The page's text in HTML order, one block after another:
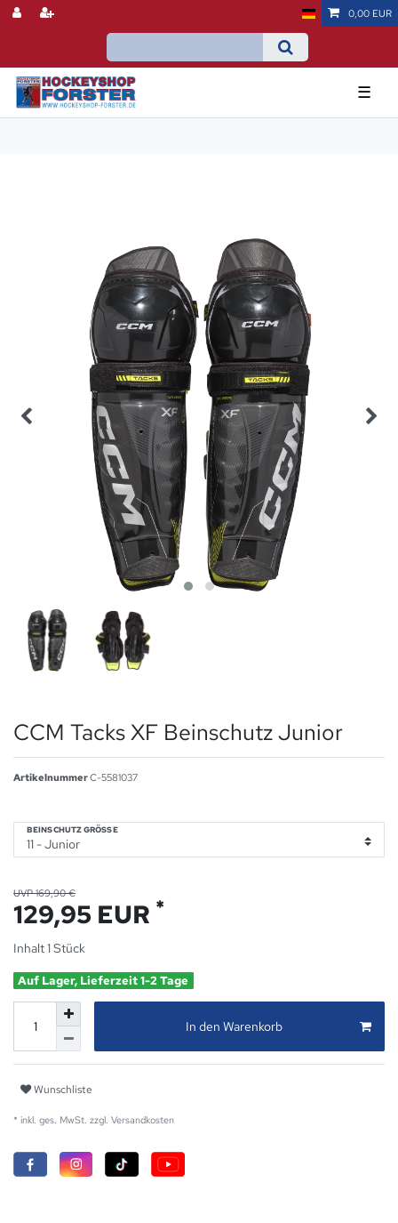
0,00 EUR
☰
CCM Tacks XF Beinschutz Junior
ArtikelnummerC-5581037
BEINSCHUTZ GRÖSSE
UVP 169,90 €
129,95 EUR *
Inhalt1Stück
Auf Lager, Lieferzeit 1-2 Tage
In den Warenkorb
Wunschliste
* inkl. ges. MwSt. zzgl. Versandkosten